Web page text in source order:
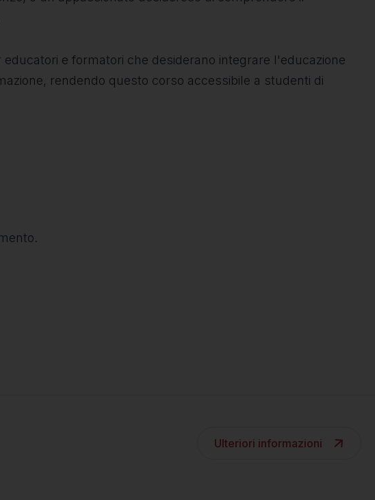
e formatori che desiderano integrare l'educazione
rendendo questo corso accessibile a studenti di
Ulteriori informazioni